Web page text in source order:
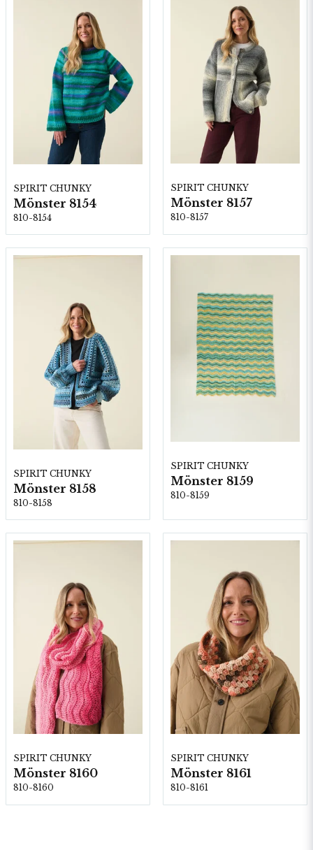
SPIRIT CHUNKY
Mönster 8154
810-8154
SPIRIT CHUNKY
Mönster 8157
810-8157
SPIRIT CHUNKY
Mönster 8158
810-8158
SPIRIT CHUNKY
Mönster 8159
810-8159
SPIRIT CHUNKY
Mönster 8160
810-8160
SPIRIT CHUNKY
Mönster 8161
810-8161